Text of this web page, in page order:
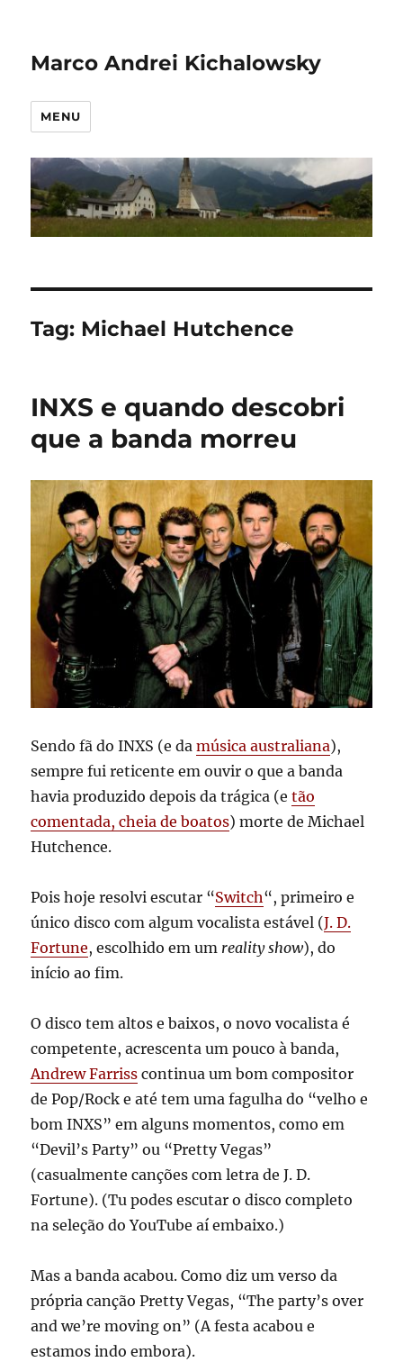
Marco Andrei Kichalowsky
MENU
Tag: Michael Hutchence
INXS e quando descobri
que a banda morreu
Sendo fã do INXS (e damúsica australiana),
sempre fui reticente em ouvir o que a banda
havia produzido depois da trágica (etão
comentada, cheia de boatos) morte de Michael
Hutchence.
Pois hoje resolvi escutar “Switch“, primeiro e
único disco com algum vocalista estável (J. D.
Fortune, escolhido em um reality show), do
início ao fim.
O disco tem altos e baixos, o novo vocalista é
competente, acrescenta um pouco à banda,
Andrew Farriss continua um bom compositor
de Pop/Rock e até tem uma fagulha do “velho e
bom INXS” em alguns momentos, como em
“Devil’s Party” ou “Pretty Vegas”
(casualmente canções com letra de J. D.
Fortune). (Tu podes escutar o disco completo
na seleção do YouTube aí embaixo.)
Mas a banda acabou. Como diz um verso da
própria canção Pretty Vegas, “The party’s over
and we’re moving on” (A festa acabou e
estamos indo embora).